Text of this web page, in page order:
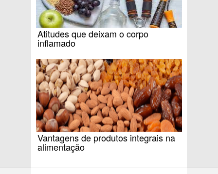
Atitudes que deixam o corpo
inflamado
Vantagens de produtos integrais na
alimentação